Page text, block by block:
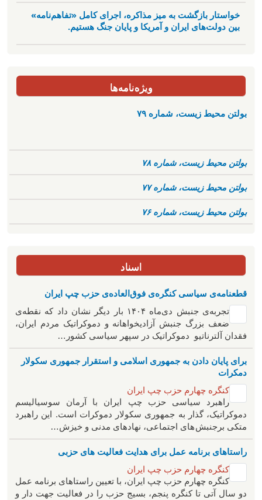
خواستار بازگشت به میز مذاکره، اجرای کامل «تفاهم‌نامه»
بین دولت‌های ایران و آمریکا و پایان جنگ هستیم.
ویژه‌نامه‌ها
بولتن محیط زیست، شماره ۷۹
بولتن محیط زیست، شماره ۷۸
بولتن محیط زیست، شماره ۷۷
بولتن محیط زیست، شماره ۷۶
اسناد
قطعنامه‌ی سیاسی کنگره‌ی فوق‌العاده‌ی حزب چپ ایران
تجربه‌ی جنبش دی‌ماه ۱۴۰۴ بار دیگر نشان داد که نقطه‌ی
ضعف بزرگ جنبش آزادیخواهانه و دموکراتیک مردم ایران،
فقدان آلترناتیو دموکراتیک در سپهر سیاسی کشور…
برای پایان دادن به جمهوری اسلامی و استقرار جمهوری سکولار
دمکرات
کنگره چهارم حزب چپ ایران
راهبرد سياسی حزب چپ ایران با آرمان سوسیالیسم
دموکراتیک، گذار به جمهوری سکولار دموکرات است. این راهبرد
متکی برجنبش های اجتماعی، نهادهای مدنی و خیزش‌…
راستاهای برنامه عمل برای هدایت فعالیت های حزبی
کنگره چهارم حزب چپ ایران
کنگره چهارم حزب چپ ایران، با تعیین راستاهای برنامه عمل
دو سال آتی تا کنگره پنجم، بسیج حزب را در فعالیت جهت دار و